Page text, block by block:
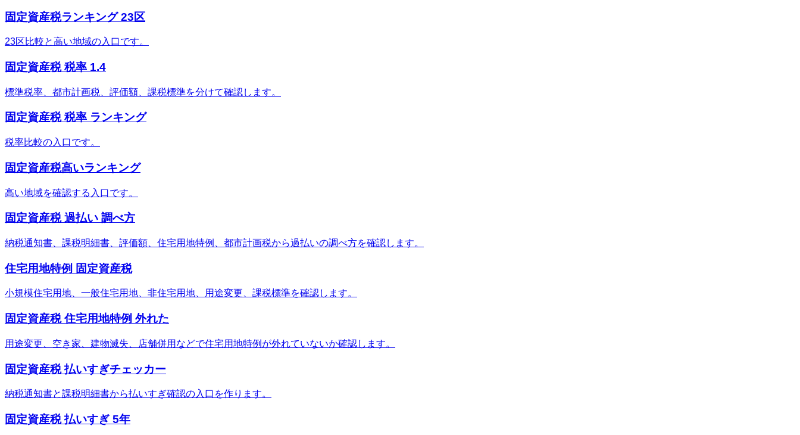
固定資産税ランキング 23区
23区比較と高い地域の入口です。
固定資産税 税率 1.4
標準税率、都市計画税、評価額、課税標準を分けて確認します。
固定資産税 税率 ランキング
税率比較の入口です。
固定資産税高いランキング
高い地域を確認する入口です。
固定資産税 過払い 調べ方
納税通知書、課税明細書、評価額、住宅用地特例、都市計画税から過払いの調べ方を確認します。
住宅用地特例 固定資産税
小規模住宅用地、一般住宅用地、非住宅用地、用途変更、課税標準を確認します。
固定資産税 住宅用地特例 外れた
用途変更、空き家、建物滅失、店舗併用などで住宅用地特例が外れていないか確認します。
固定資産税 払いすぎチェッカー
納税通知書と課税明細書から払いすぎ確認の入口を作ります。
固定資産税 払いすぎ 5年